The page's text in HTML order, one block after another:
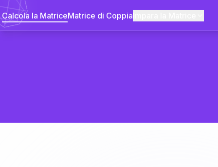
Calcola la MatriceMatrice di Coppia